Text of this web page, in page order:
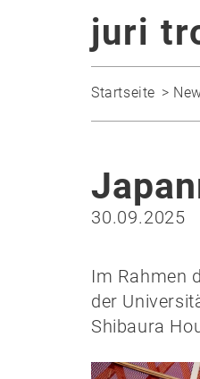
juri
Startseite
30.09.2025
Im Rahmen
der
Shibaura